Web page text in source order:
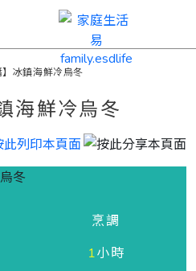
】冰鎮海鮮冷烏冬
海鮮冷烏冬
烹調
1小時